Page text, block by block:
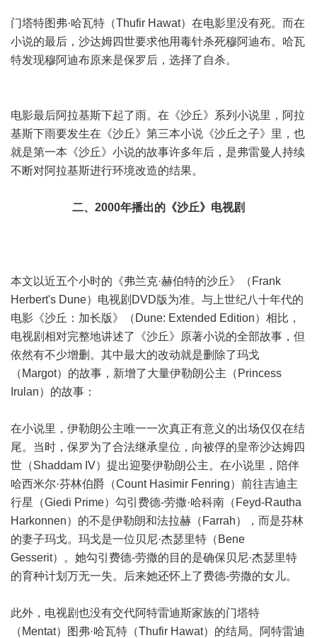
门塔特图弗·哈瓦特（Thufir Hawat）在电影里没有死。而在
小说的最后，沙达姆四世要求他用毒针杀死穆阿迪布。哈瓦
特发现穆阿迪布原来是保罗后，选择了自杀。
电影最后阿拉基斯下起了雨。在《沙丘》系列小说里，阿拉
基斯下雨要发生在《沙丘》第三本小说《沙丘之子》里，也
就是第一本《沙丘》小说的故事许多年后，是弗雷曼人持续
不断对阿拉基斯进行环境改造的结果。
二、2000年播出的《沙丘》电视剧
本文以近五个小时的《弗兰克·赫伯特的沙丘》（Frank
Herbert's Dune）电视剧DVD版为准。与上世纪八十年代的
电影《沙丘：加长版》（Dune: Extended Edition）相比，
电视剧相对完整地讲述了《沙丘》原著小说的全部故事，但
依然有不少增删。其中最大的改动就是删除了玛戈
（Margot）的故事，新增了大量伊勒朗公主（Princess
Irulan）的故事：
在小说里，伊勒朗公主唯一一次真正有意义的出场仅仅在结
尾。当时，保罗为了合法继承皇位，向被俘的皇帝沙达姆四
世（Shaddam IV）提出迎娶伊勒朗公主。在小说里，陪伴
哈西米尔·芬林伯爵（Count Hasimir Fenring）前往吉迪主
行星（Giedi Prime）勾引费德-劳撒·哈科南（Feyd-Rautha
Harkonnen）的不是伊勒朗和法拉赫（Farrah），而是芬林
的妻子玛戈。玛戈是一位贝尼·杰瑟里特（Bene
Gesserit）。她勾引费德-劳撒的目的是确保贝尼·杰瑟里特
的育种计划万无一失。后来她还怀上了费德-劳撒的女儿。
此外，电视剧也没有交代阿特雷迪斯家族的门塔特
（Mentat）图弗·哈瓦特（Thufir Hawat）的结局。阿特雷迪